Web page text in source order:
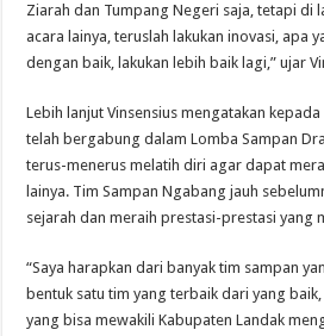
Ziarah dan Tumpang Negeri saja, tetapi di
acara lainya, teruslah lakukan inovasi, apa
dengan baik, lakukan lebih baik lagi,” ujar
Lebih lanjut Vinsensius mengatakan
telah bergabung dalam Lomba Sampan
terus-menerus melatih diri agar dapat
lainya. Tim Sampan Ngabang jauh
sejarah dan meraih prestasi-prestasi yang
“Saya harapkan dari banyak tim sampan
bentuk satu tim yang terbaik dari yang
yang bisa mewakili Kabupaten Landak